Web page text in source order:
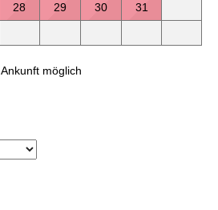
28 29 30
31
Ankunft möglich